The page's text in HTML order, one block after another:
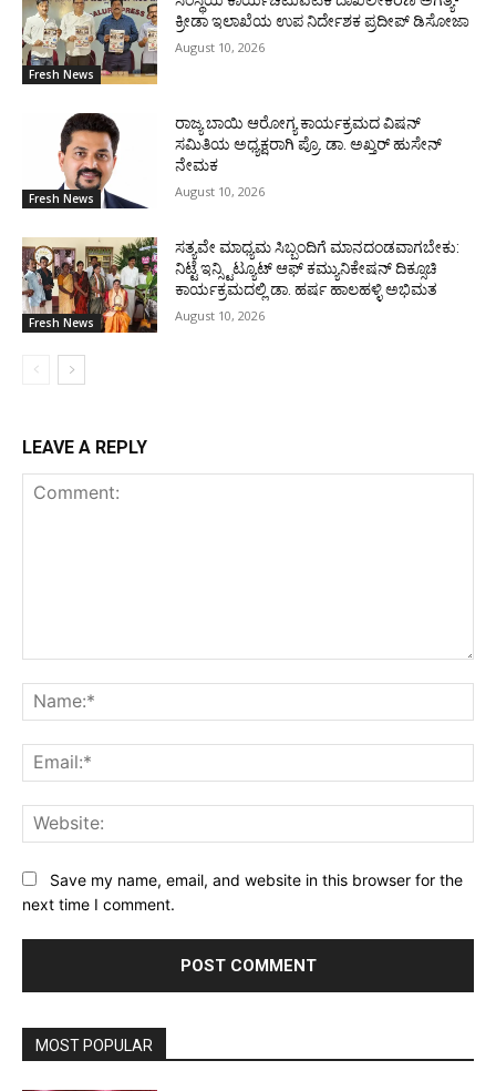
Fresh News
ಕ್ರೀಡಾ ಇಲಾಖೆಯ ಉಪ ನಿರ್ದೇಶಕ ಪ್ರದೀಪ್ ಡಿಸೋಜಾ
August 10, 2026
Fresh News
ರಾಜ್ಯ ಬಾಯಿ ಆರೋಗ್ಯ ಕಾರ್ಯಕ್ರಮದ ವಿಷನ್
ಸಮಿತಿಯ ಅಧ್ಯಕ್ಷರಾಗಿ ಪ್ರೊ. ಡಾ. ಅಖ್ತರ್ ಹುಸೇನ್
ನೇಮಕ
August 10, 2026
Fresh News
ಸತ್ಯವೇ ಮಾಧ್ಯಮ ಸಿಬ್ಬಂದಿಗೆ ಮಾನದಂಡವಾಗಬೇಕು:
ನಿಟ್ಟೆ ಇನ್ಸ್ಟಿಟ್ಯೂಟ್ ಆಫ್ ಕಮ್ಯುನಿಕೇಷನ್ ದಿಕ್ಸೂಚಿ
ಕಾರ್ಯಕ್ರಮದಲ್ಲಿ ಡಾ. ಹರ್ಷ ಹಾಲಹಳ್ಳಿ ಅಭಿಮತ
August 10, 2026
LEAVE A REPLY
Save my name, email, and website in this browser for the
next time I comment.
MOST POPULAR